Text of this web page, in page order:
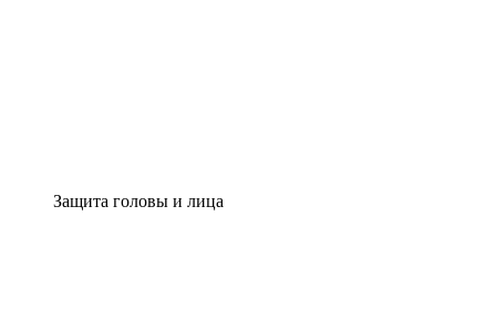
Защита головы и лица